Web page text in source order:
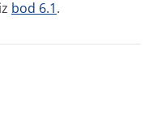
bod 6.1.